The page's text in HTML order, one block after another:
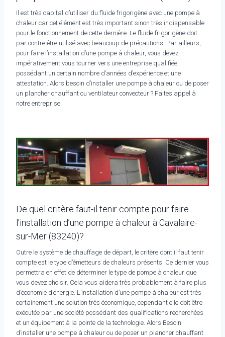
Il est très capital d’utiliser du fluide frigorigène avec une pompe à
chaleur car cet élément est très important sinon très indispensable
pour le fonctionnement de cette dernière. Le fluide frigorigène doit
par contre être utilisé avec beaucoup de précautions. Par ailleurs,
pour faire l’installation d’une pompe à chaleur, vous devez
impérativement vous tourner vers une entreprise qualifiée
possédant un certain nombre d’années d’expérience et une
attestation. Alors besoin d’installer une pompe à chaleur ou de poser
un plancher chauffant ou ventilateur convecteur ? Faites appel à
notre entreprise.
De quel critère faut-il tenir compte pour faire
l’installation d’une pompe à chaleur à Cavalaire-
sur-Mer (83240)?
Outre le système de chauffage de départ, le critère dont il faut tenir
compte est le type d’émetteurs de chaleurs présents. Ce dernier vous
permettra en effet de déterminer le type de pompe à chaleur que
vous devez choisir. Cela vous aidera très probablement à faire plus
d’économie d’énergie. L’installation d’une pompe à chaleur est très
certainement une solution très économique, cependant elle doit être
exécutée par une société possédant des qualifications recherchées
et un équipement à la pointe de la technologie. Alors Besoin
d’installer une pompe à chaleur ou de poser un plancher chauffant